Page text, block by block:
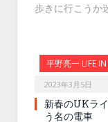
歩きに行こうか
平野亮一 LIFE
2023年3月5日
新春のUKラ
う名の電車